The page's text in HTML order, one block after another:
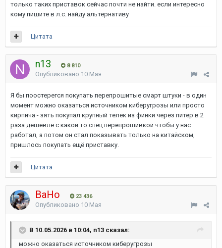
только таких приставок сейчас почти не найти. если интересно
кому пишите в л.с. найду альтернативу
Цитата
n13 8 810
Опубликовано 10 Мая
Я бы поостерегся покупать перепрошитые смарт штуки - в один
момент можно оказаться источником киберугрозы или просто
кирпича - зять покупал крупный телек из финки через питер в 2
раза дешевле с какой то спец перепрошивкой чтобы у нас
работал, а потом он стал показывать только на китайском,
пришлось покупать ещё приставку.
Цитата
ВаНо 23 436
Опубликовано 10 Мая
В 10.05.2026 в 10:04, n13 сказал:
можно оказаться источником киберугрозы